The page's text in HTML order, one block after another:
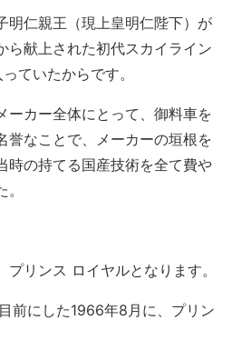
明仁親王（現上皇明仁陛下）が
ら献上された初代スカイライン
ていたからです。
ーカー全体にとって、御料車を
誉なことで、メーカーの垣根を
時の持てる国産技術を全て費や
リンス ロイヤルとなります。
前にした1966年8月に、プリン